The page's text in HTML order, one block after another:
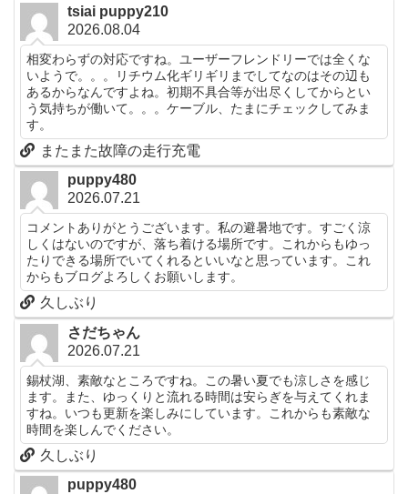
tsiai puppy210
2026.08.04
相変わらずの対応ですね。ユーザーフレンドリーでは全くな
いようで。。。リチウム化ギリギリまでしてなのはその辺も
あるからなんですよね。初期不具合等が出尽くしてからとい
う気持ちが働いて。。。ケーブル、たまにチェックしてみま
す。
またまた故障の走行充電
puppy480
2026.07.21
コメントありがとうございます。私の避暑地です。すごく涼
しくはないのですが、落ち着ける場所です。これからもゆっ
たりできる場所でいてくれるといいなと思っています。これ
からもブログよろしくお願いします。
久しぶり
さだちゃん
2026.07.21
錫杖湖、素敵なところですね。この暑い夏でも涼しさを感じ
ます。また、ゆっくりと流れる時間は安らぎを与えてくれま
すね。いつも更新を楽しみにしています。これからも素敵な
時間を楽しんでください。
久しぶり
puppy480